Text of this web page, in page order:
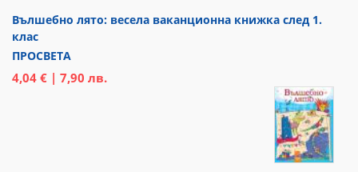
Вълшебно лято: весела ваканционна книжка след 1.
клас
ПРОСВЕТА
4,04 € | 7,90 лв.